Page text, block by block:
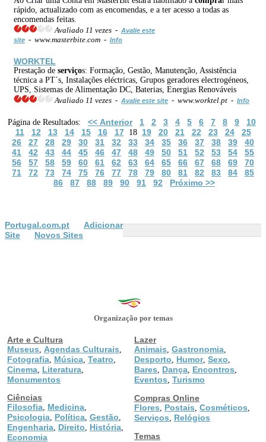
rápido, actualizado com as encomendas, e a ter acesso a todas as
encomendas feitas.
Avaliado 11 vezes - Avalie este
site - www.masterbite.com - Info
WORKTEL
Prestação de serviços: Formação, Gestão, Manutenção, Assistência
técnica a PT´s, Instalações eléctricas, Grupos geradores electrogéneos,
UPS, Sistemas de Alimentação DC, Baterias, Energias Renováveis
Avaliado 11 vezes - Avalie este site - www.worktel.pt - Info
Página de Resultados: << Anterior 1 2 3 4 5 6 7 8 9
10
11
12 13 14 15 16 1718 19 20 21 22 23 24
25
26
27 28 29 30 31 32 33 34 35 36 37 38 39
40
41
42 43 44 45 46 47 48 49 50 51 52 53 54
55
56
57 58 59 60 61 62 63 64 65 66 67 68 69
70
71
72 73 74 75 76 77 78 79 80 81 82 83 84
85
86
87 88 89 90 91 92 Próximo >>
Portugal.com.pt
Adicionar
Site
Novos Sites
Organização por temas
Arte e Cultura
Museus
Agendas Culturais
Fotografia Música Teatro
Cinema Literatura
Monumentos
Ciências
Filosofia Medicina
Psicologia Política Gestão
Engenharia Direito História
Economia
Lazer
Animais Gastronomia
Desporto Humor, Sexo
Bares Dança Encontros
Eventos Turismo
Compras Online
Flores
Postais Cosméticos
Serviços
Relógios
Temas